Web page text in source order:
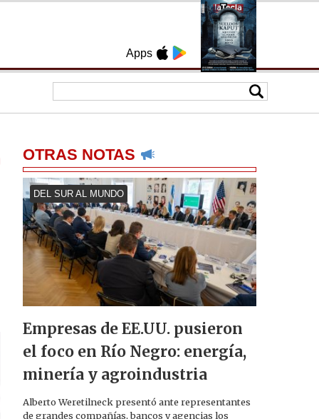
Apps
OTRAS NOTAS
DEL SUR AL MUNDO
Empresas de EE.UU. pusieron
el foco en Río Negro: energía,
minería y agroindustria
Alberto Weretilneck presentó ante representantes
de grandes compañías, bancos y agencias los